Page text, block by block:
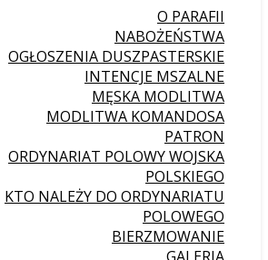
O PARAFII
NABOŻEŃSTWA
OGŁOSZENIA DUSZPASTERSKIE
INTENCJE MSZALNE
MĘSKA MODLITWA
MODLITWA KOMANDOSA
PATRON
ORDYNARIAT POLOWY WOJSKA
POLSKIEGO
KTO NALEŻY DO ORDYNARIATU
POLOWEGO
BIERZMOWANIE